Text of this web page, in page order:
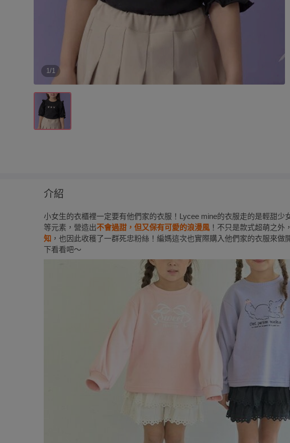
1/1
介紹
小女生的衣櫃裡一定要有他們家的衣服！Lycee mine的衣服走的是輕甜少
等元素，營造出不會過甜，但又保有可愛的浪漫風 ！不只是款式超萌之外
知 ，也因此收穫了一群死忠粉絲！編媽這次也實際購入他們家的衣服來做
下看看吧～